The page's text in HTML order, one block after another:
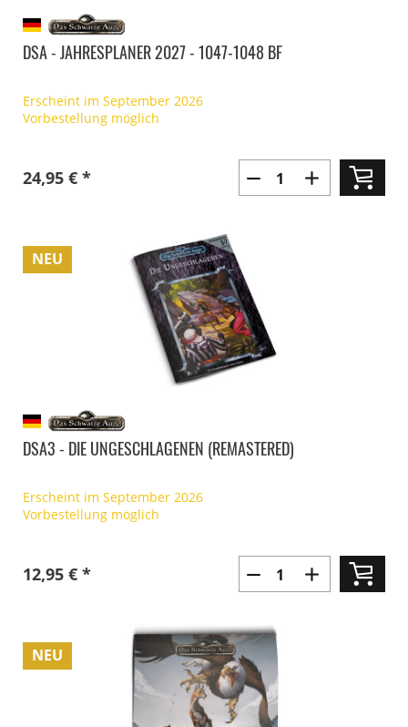
DSA - JAHRESPLANER 2027 - 1047-1048 BF
Erscheint im September 2026
Vorbestellung möglich
24,95 € *
NEU
DSA3 - DIE UNGESCHLAGENEN (REMASTERED)
Erscheint im September 2026
Vorbestellung möglich
12,95 € *
NEU